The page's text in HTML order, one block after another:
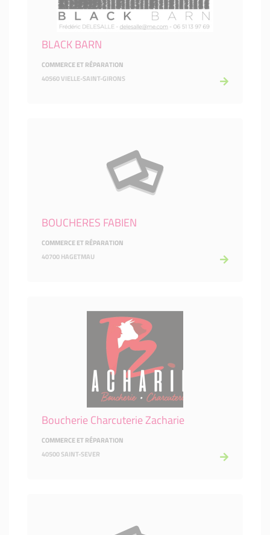
BLACK BARN
COMMERCE ET RÉPARATION
40560 VIELLE-SAINT-GIRONS
BOUCHERES FABIEN
COMMERCE ET RÉPARATION
40700 HAGETMAU
Boucherie Charcuterie Zacharie
COMMERCE ET RÉPARATION
40500 SAINT-SEVER